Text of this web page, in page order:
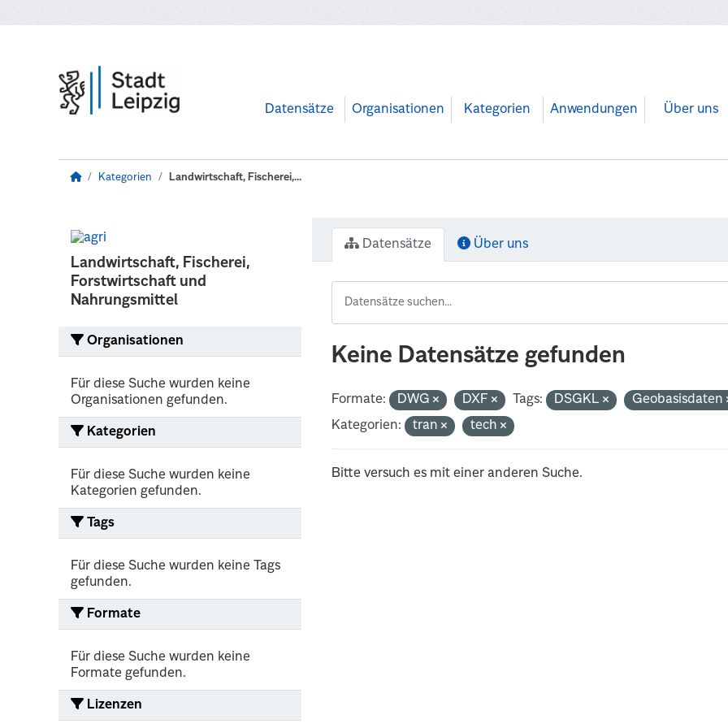
Datensätze Organisationen Kategorien Anwendungen Über uns
Kategorien Landwirtschaft, Fischerei,...
Landwirtschaft, Fischerei,
Forstwirtschaft und
Nahrungsmittel
Organisationen
Für diese Suche wurden keine
Organisationen gefunden.
Kategorien
Für diese Suche wurden keine
Kategorien gefunden.
Tags
Für diese Suche wurden keine Tags
gefunden.
Formate
Für diese Suche wurden keine
Formate gefunden.
Lizenzen
Datensätze Über uns
Keine Datensätze gefunden
Formate: DWG DXF Tags: DSGKL
Geobasisdaten
Kategorien:
tran tech
Bitte versuch es mit einer anderen Suche.